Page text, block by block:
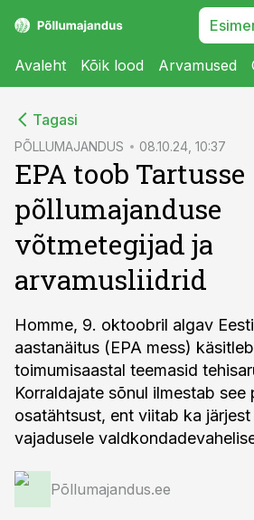
Avaleht Kõik lood Arvamused
Tagasi
PÕLLUMAJANDUS 08.10.24, 10:37
EPA toob Tartusse
põllumajanduse
võtmetegijad ja
arvamusliidrid
Homme, 9. oktoobril algav
aastanäitus (EPA mess)
toimumisaastal teemasid
Korraldajate sõnul ilmestab see
osatähtsust, ent viitab ka
vajadusele
Põllumajandus.ee